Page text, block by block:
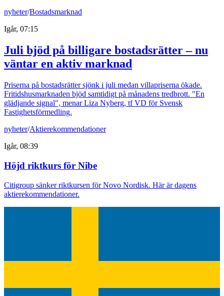
nyheter/Bostadsmarknad
Igår, 07:15
Juli bjöd på billigare bostadsrätter – nu
väntar en aktiv marknad
Priserna på bostadsrätter sjönk i juli medan villapriserna ökade.
Fritidshusmarknaden bjöd samtidigt på månadens tredbrott. "En
glädjande signal", menar Liza Nyberg, tf VD för Svensk
Fastighetsförmedling.
nyheter/Aktierekommendationer
Igår, 08:39
Höjd riktkurs för Nibe
Citigroup sänker riktkursen för Novo Nordisk. Här är dagens
aktierekommendationer.